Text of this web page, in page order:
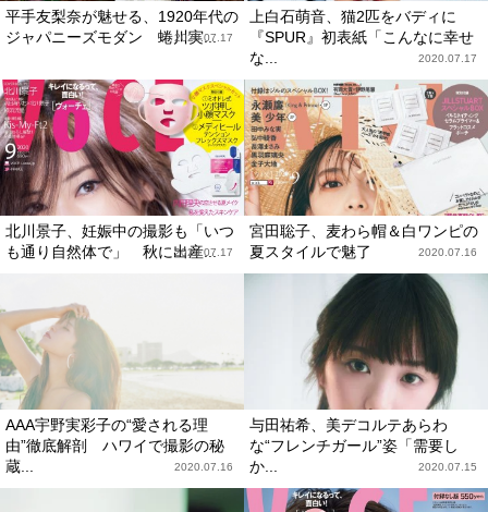
平手友梨奈が魅せる、1920年代の
ジャパニーズモダン 蜷川実...
2020.07.17
上白石萌音、猫2匹をバディに
『SPUR』初表紙「こんなに幸せ
な...
2020.07.17
北川景子、妊娠中の撮影も「いつ
も通り自然体で」 秋に出産...
2020.07.17
宮田聡子、麦わら帽＆白ワンピの
夏スタイルで魅了
2020.07.16
AAA宇野実彩子の“愛される理
由”徹底解剖 ハワイで撮影の秘
蔵...
2020.07.16
与田祐希、美デコルテあらわ
な“フレンチガール”姿「需要し
か...
2020.07.15